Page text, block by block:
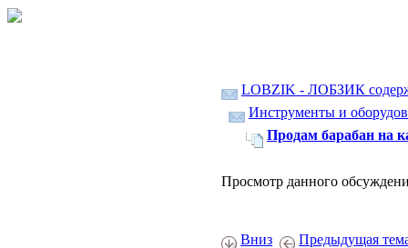
LOBZIK - ЛОБЗИК
Инструменты и
Продам барабан на
Просмотр данного
Вниз Предыдущая